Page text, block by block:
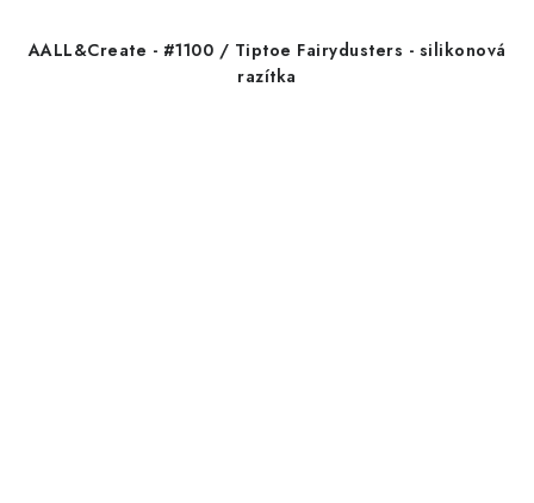
AALL&Create - #1100 / Tiptoe Fairydusters - silikonová
razítka